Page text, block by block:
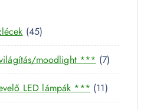
454
5
t
e
r
moodlight *** 77
t
e
r
LED lámpák *** 111
1